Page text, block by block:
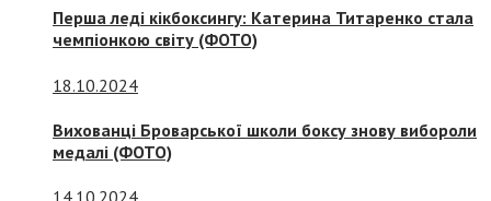
Перша леді кікбоксингу: Катерина Титаренко стала
чемпіонкою світу (ФОТО)
18.10.2024
Вихованці Броварської школи боксу знову вибороли
медалі (ФОТО)